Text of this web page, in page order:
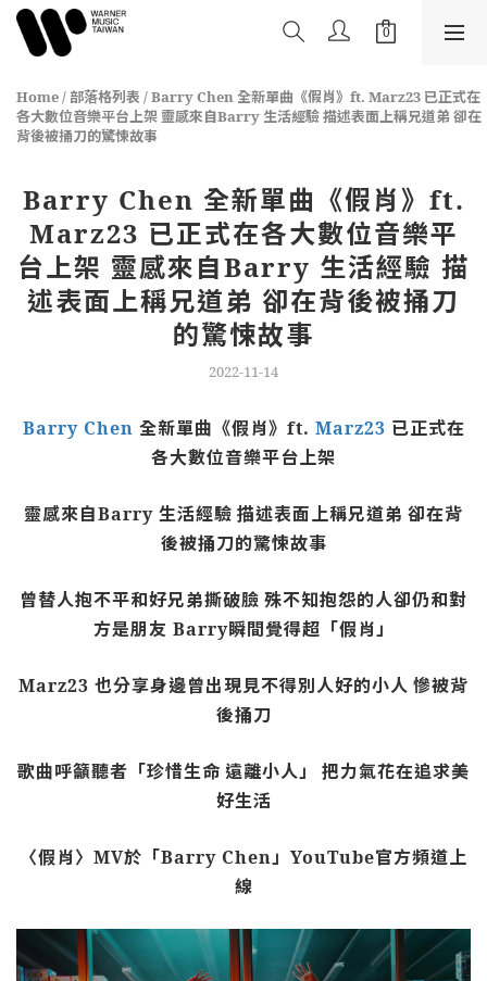
Home/ 部落格列表 /Barry Chen 全新單曲《假肖》ft. Marz23 已正式在
各大數位音樂平台上架 靈感來自Barry 生活經驗 描述表面上稱兄道弟 卻在
背後被捅刀的驚悚故事
Barry Chen 全新單曲《假肖》ft.
Marz23 已正式在各大數位音樂平
台上架 靈感來自Barry 生活經驗 描
述表面上稱兄道弟 卻在背後被捅刀
的驚悚故事
2022-11-14
Barry Chen 全新單曲《假肖》 ft. Marz23 已正式在
各大數位音樂平台上架
靈感來自Barry 生活經驗 描述表面上稱兄道弟 卻在背
後被捅刀的驚悚故事
曾替人抱不平和好兄弟撕破臉 殊不知抱怨的人卻仍和對
方是朋友 Barry瞬間覺得超「假肖」
Marz23 也分享身邊曾出現見不得別人好的小人 慘被背
後捅刀
歌曲呼籲聽者「珍惜生命 遠離小人」
把力氣花在追求美
好生活
〈假肖〉 MV於「Barry Chen」 YouTube官方頻道上
線